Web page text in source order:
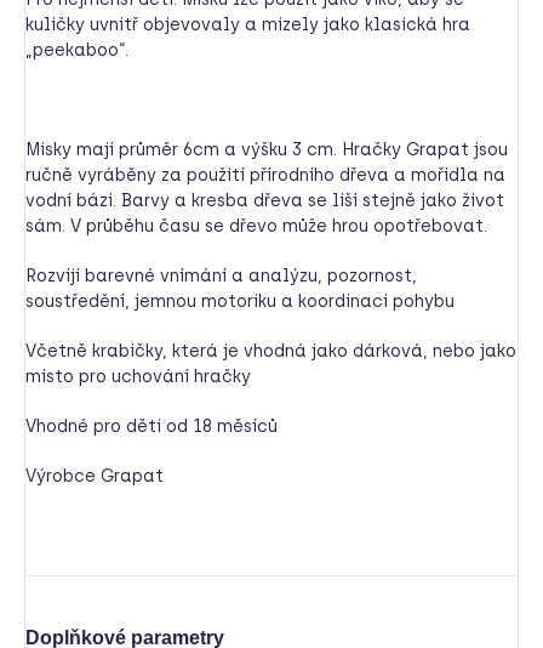
kuličky uvnitř objevovaly a mizely jako klasická hra
„peekaboo“.
Misky mají průměr 6cm a výšku 3 cm. Hračky Grapat jsou
ručně vyráběny za použití přírodního dřeva a mořidla na
vodní bázi. Barvy a kresba dřeva se liší stejně jako život
sám. V průběhu času se dřevo může hrou opotřebovat.
Rozvíjí barevné vnímání a analýzu, pozornost,
soustředění, jemnou motoriku a koordinaci pohybu
Včetně krabičky, která je vhodná jako dárková, nebo jako
místo pro uchování hračky
Vhodné pro děti od 18 měsíců
Výrobce Grapat
Doplňkové parametry